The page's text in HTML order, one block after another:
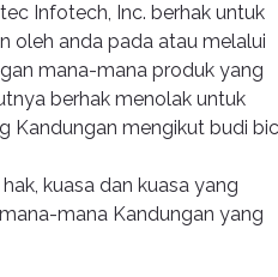
Infotech, Inc. berhak untuk
oleh anda pada atau melalui
mana-mana produk yang
berhak menolak untuk
Kandungan mengikut budi
kuasa dan kuasa yang
mana Kandungan yang